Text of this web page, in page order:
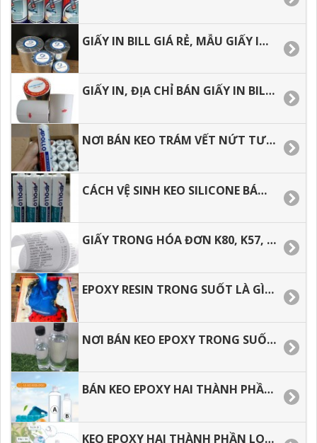
GIẤY IN BILL GIÁ RẺ, MẪU GIẤY IN CẢM NHIỆT THÔNG DỤNG.
GIẤY IN, ĐỊA CHỈ BÁN GIẤY IN BILL, IN NHIỆT K57, K80 GIÁ RẺ.
NƠI BÁN KEO TRÁM VẾT NỨT TƯỜNG, NGOÀI TRỜI APOLLO SILICONE A300.
CÁCH VỆ SINH KEO SILICONE BÁM DÍNH TRÊN TAY, TRÊN ÁO.
GIẤY TRONG HÓA ĐƠN K80, K57, GIẤY IN BILL GIÁ RẺ TP. HCM
EPOXY RESIN TRONG SUỐT LÀ GÌ? ĐỊA CHỈ MUA GIÁ TỐT TẠI TP.HCM.
NƠI BÁN KEO EPOXY TRONG SUỐT TẠI TÂN BÌNH, BÌNH TÂN, HÓC MÔN, Q.12. Q.9. THỦ ĐỨC
BÁN KEO EPOXY HAI THÀNH PHẦN TRONG SUỐT TẠI TÂN BÌNH, BÌNH TÂN, HÓC MÔN.
KEO EPOXY HAI THÀNH PHẦN LOẠI 3:1 TRONG XUỐT, ĐỔ BÀN GIÁ TỐT TẠI HÓC MÔN, BÌNH TÂN